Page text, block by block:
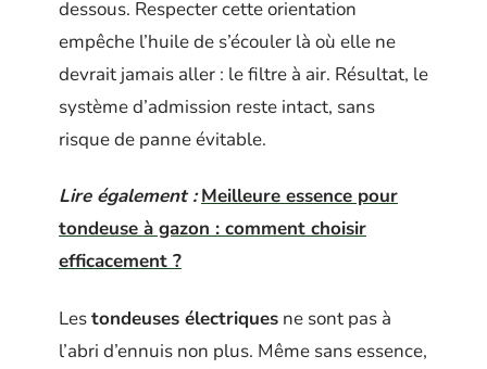
dessous. Respecter cette orientation
empêche l’huile de s’écouler là où elle ne
devrait jamais aller : le filtre à air. Résultat, le
système d’admission reste intact, sans
risque de panne évitable.
Lire également : Meilleure essence pour
tondeuse à gazon : comment choisir
efficacement ?
Lestondeuses électriques ne sont pas à
l’abri d’ennuis non plus. Même sans essence,